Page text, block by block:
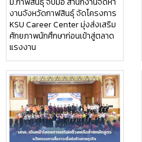
งานจังหวัดกาฬสินธุ์ จัดโครงการ
KSU Career Center มุ่งส่งเสริม
ศักยภาพนักศึกษาก่อนเข้าสู่ตลาด
แรงงาน